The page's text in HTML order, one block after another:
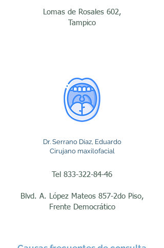
odontológicos
convencionales.
más frecuentes realizados
por los cirujanos
maxilofaciales en Tampico
terceros molares o muelas
piezas dentales
permanecen retenidas
dentro del hueso o
Lomas de Rosales 602,
Tampico
Dr. Serrano Díaz, Eduardo
Cirujano maxilofacial
Tel 833-322-84-46
Blvd. A. López Mateos 857-2do Piso,
Frente Democrático